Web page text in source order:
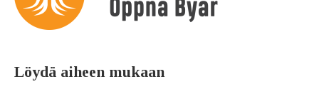
Löydä aiheen mukaan